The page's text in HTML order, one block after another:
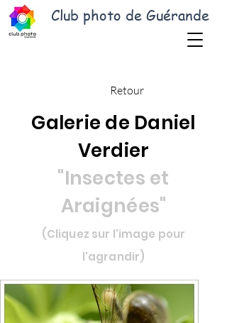
Club photo de Guérande
Retour
Galerie de Daniel
Verdier
"Insectes et
Araignées"
(Cliquez sur l'image pour
l'agrandir)